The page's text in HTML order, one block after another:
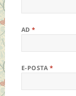
AD*
E-POSTA *